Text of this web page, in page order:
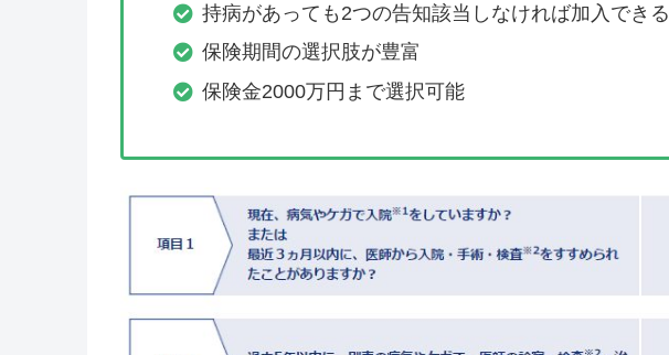
持病があっても2つの告知該当しなければ加入できる
保険期間の選択肢が豊富
保険金2000万円まで選択可能